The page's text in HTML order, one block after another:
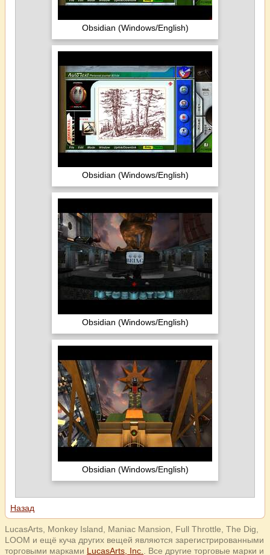
Obsidian (Windows/English)
Obsidian (Windows/English)
Obsidian (Windows/English)
Obsidian (Windows/English)
Назад
LucasArts, Monkey Island, Maniac Mansion, Full Throttle, The Dig,
LOOM и ещё куча других вещей являются зарегистрированными
торговыми марками LucasArts, Inc. . Все другие торговые марки и